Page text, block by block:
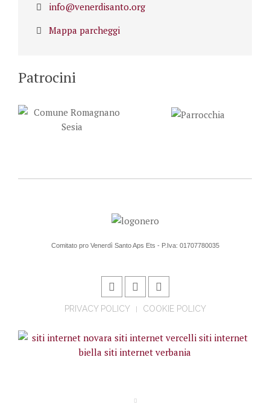
info@venerdisanto.org
Mappa parcheggi
Patrocini
Comitato pro Venerdì Santo Aps Ets - P.Iva: 01707780035
PRIVACY POLICY COOKIE POLICY